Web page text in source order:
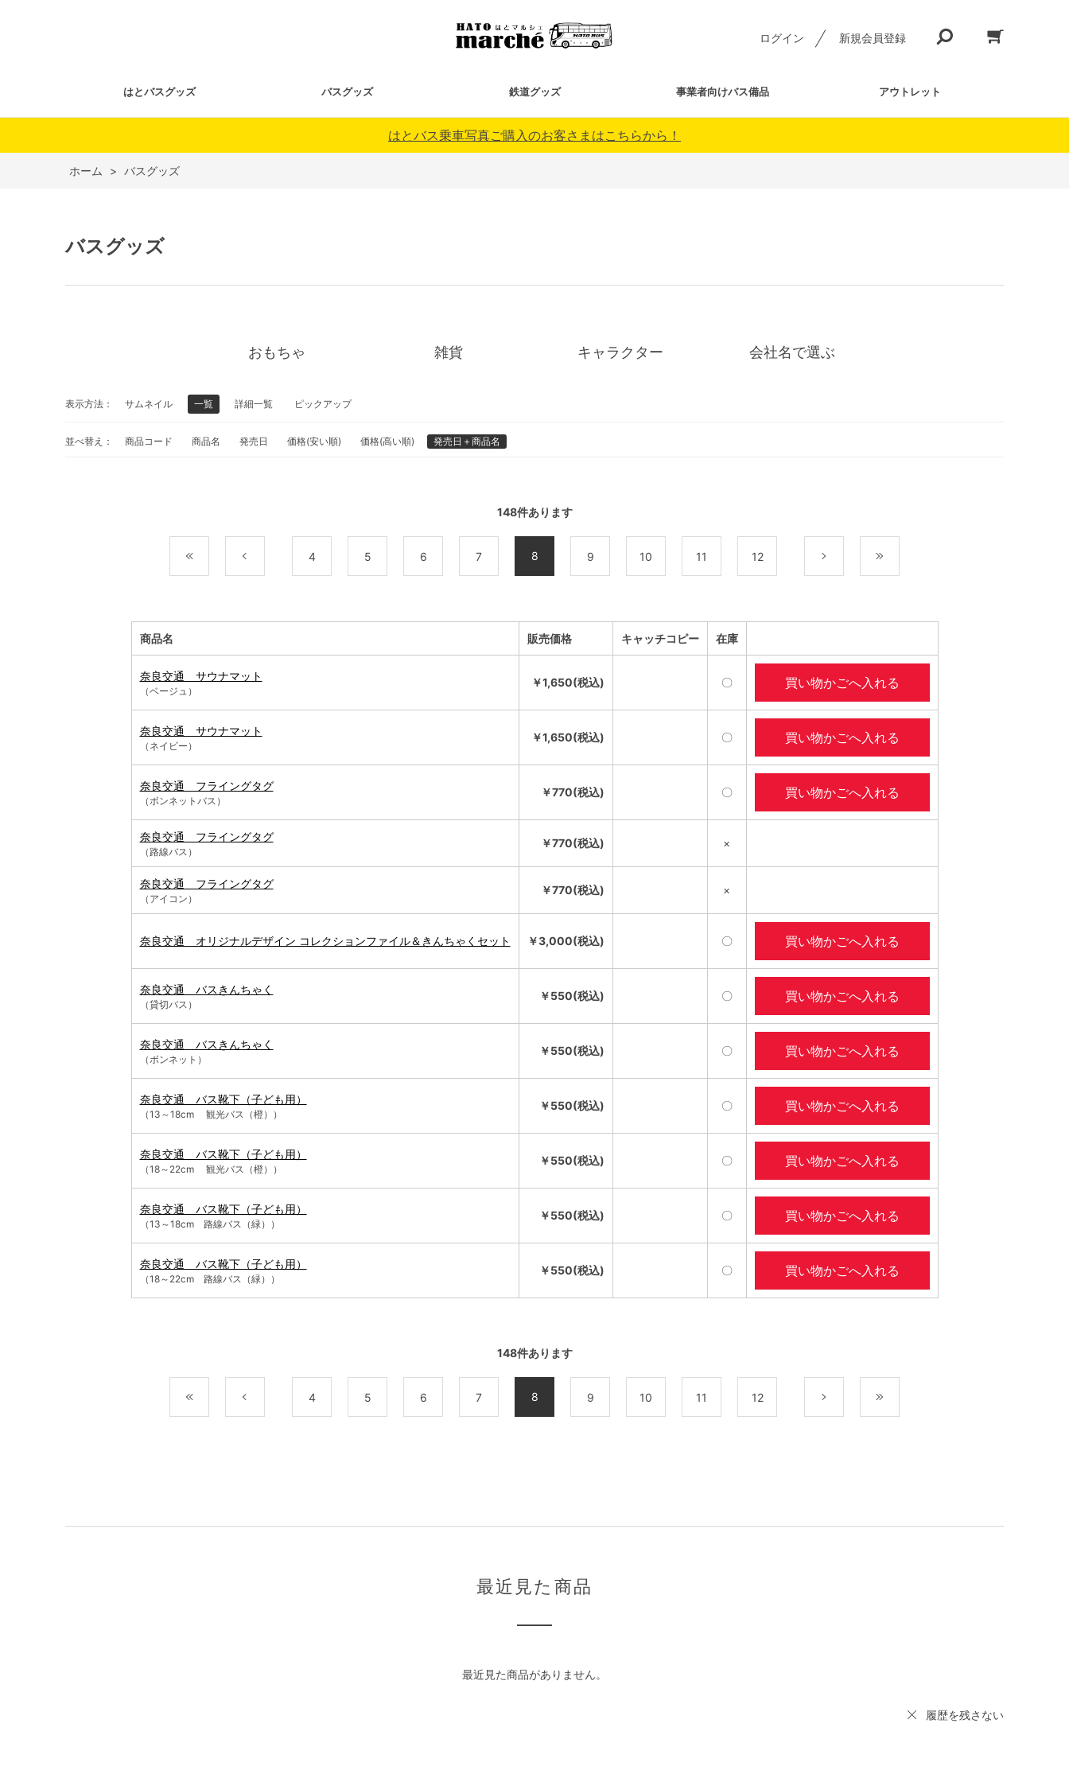
ログイン 新規会員登録
はとバスグッズ バスグッズ 鉄道グッズ 事業者向けバス備品 アウトレット
はとバス乗車写真ご購入のお客さまはこちらから！
ホーム > バスグッズ
バスグッズ
おもちゃ 雑貨 キャラクター 会社名で選ぶ
表示方法： サムネイル 一覧 詳細一覧 ピックアップ
並べ替え： 商品コード 商品名 発売日 価格(安い順) 価格(高い順) 発売日＋商品名
148件あります
4 5 6 7 8 9 10 11 12
商品名 販売価格 キャッチコピー 在庫
奈良交通 サウナマット
（ベージュ）
￥1,650(税込) 〇 買い物かごへ入れる
奈良交通 サウナマット
（ネイビー）
￥1,650(税込) 〇 買い物かごへ入れる
奈良交通 フライングタグ
（ボンネットバス）
￥770(税込) 〇 買い物かごへ入れる
奈良交通 フライングタグ
（路線バス）
￥770(税込) ×
奈良交通 フライングタグ
（アイコン）
￥770(税込) ×
奈良交通 オリジナルデザイン コレクションファイル＆きんちゃくセット ￥3,000(税込) 〇 買い物かごへ入れる
奈良交通 バスきんちゃく
（貸切バス）
￥550(税込) 〇 買い物かごへ入れる
奈良交通 バスきんちゃく
（ボンネット）
￥550(税込) 〇 買い物かごへ入れる
奈良交通 バス靴下（子ども用）
（13～18cm 観光バス（橙））
￥550(税込) 〇 買い物かごへ入れる
奈良交通 バス靴下（子ども用）
（18～22cm 観光バス（橙））
￥550(税込) 〇 買い物かごへ入れる
奈良交通 バス靴下（子ども用）
（13～18cm 路線バス（緑））
￥550(税込) 〇 買い物かごへ入れる
奈良交通 バス靴下（子ども用）
（18～22cm 路線バス（緑））
￥550(税込) 〇 買い物かごへ入れる
148件あります
4 5 6 7 8 9 10 11 12
最近見た商品
最近見た商品がありません。
履歴を残さない